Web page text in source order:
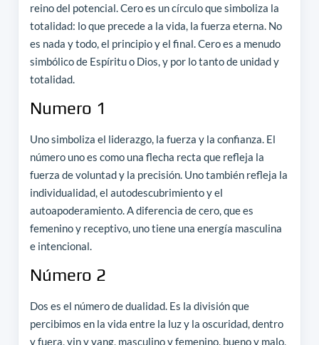
reino del potencial. Cero es un círculo que simboliza la
totalidad: lo que precede a la vida, la fuerza eterna. No
es nada y todo, el principio y el final. Cero es a menudo
simbólico de Espíritu o Dios, y por lo tanto de unidad y
totalidad.
Numero 1
Uno simboliza el liderazgo, la fuerza y la confianza. El
número uno es como una flecha recta que refleja la
fuerza de voluntad y la precisión. Uno también refleja la
individualidad, el autodescubrimiento y el
autoapoderamiento. A diferencia de cero, que es
femenino y receptivo, uno tiene una energía masculina
e intencional.
Número 2
Dos es el número de dualidad. Es la división que
percibimos en la vida entre la luz y la oscuridad, dentro
y fuera, yin y yang, masculino y femenino, bueno y malo,